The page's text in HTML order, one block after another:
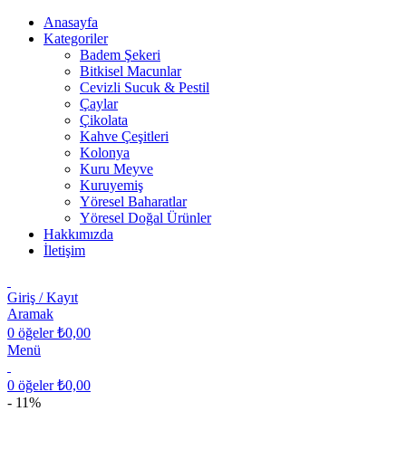
Anasayfa
Kategoriler
Badem Şekeri
Bitkisel Macunlar
Cevizli Sucuk & Pestil
Çaylar
Çikolata
Kahve Çeşitleri
Kolonya
Kuru Meyve
Kuruyemiş
Yöresel Baharatlar
Yöresel Doğal Ürünler
Hakkımızda
İletişim
Giriş / Kayıt
Aramak
0 öğeler ₺0,00
Menü
0 öğeler ₺0,00
- 11%